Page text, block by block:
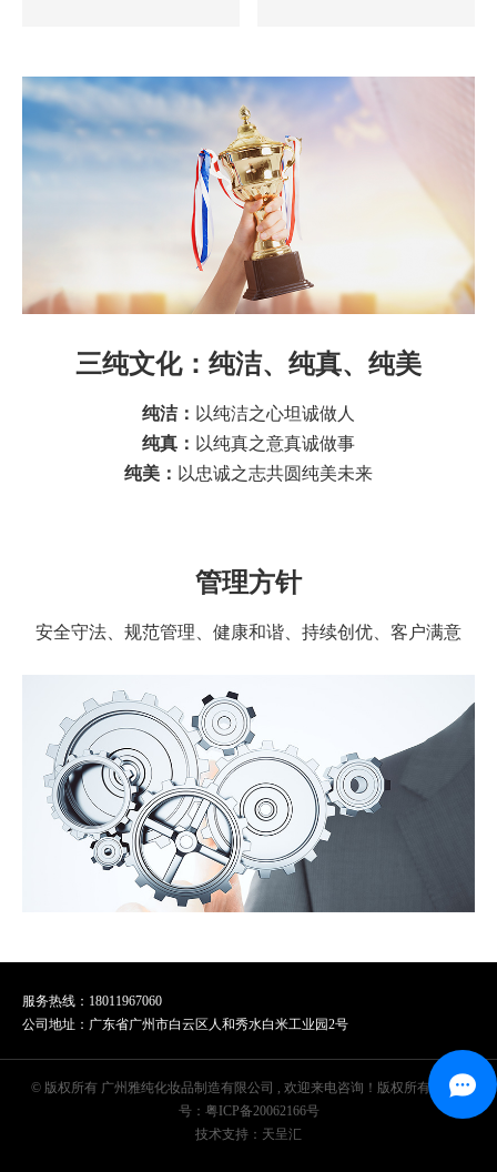
三纯文化：纯洁、纯真、纯美
纯洁： 以纯洁之心坦诚做人
纯真： 以纯真之意真诚做事
纯美： 以忠诚之志共圆纯美未来
管理方针
安全守法、规范管理、健康和谐、持续创优、客户满意
服务热线：18011967060
公司地址：广东省广州市白云区人和秀水白米工业园2号
© 版权所有 广州雅纯化妆品制造有限公司 , 欢迎来电咨询！版权所有 | 备案
号： 粤ICP备20062166号
技术支持：天呈汇